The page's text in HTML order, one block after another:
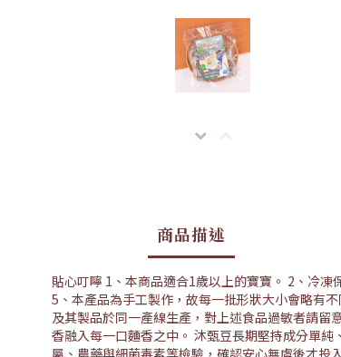
商品描述
貼心叮嚀 1、本商品適合1歲以上的寶寶。 2、冷
5、本產品為手工製作，故每一批形狀大小會略有
及其製品於同一產線生產，對上述食品過敏者請留
香融入每一口麵香之中。 沐甄豆長期堅持成分單